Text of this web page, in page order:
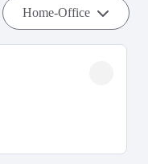
Home-Office